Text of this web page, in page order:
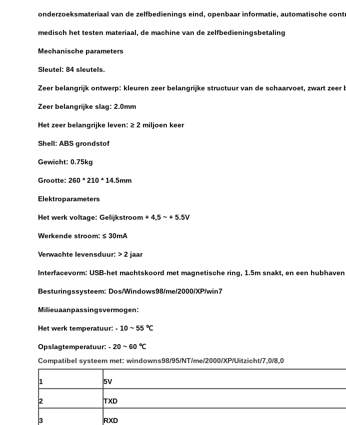
onderzoeksmateriaal van de zelfbedienings eind, openbaar informatie, automatische
medisch het testen materiaal, de machine van de zelfbedieningsbetaling
Mechanische parameters
Sleutel: 84 sleutels.
Zeer belangrijk ontwerp: kleuren zeer belangrijke structuur van de schaarvoet, zwart
Zeer belangrijke slag: 2.0mm
Het zeer belangrijke leven: ≥ 2 miljoen keer
Shell: ABS grondstof
Gewicht: 0.75kg
Grootte: 260 * 210 * 14.5mm
Elektroparameters
Het werk voltage: Gelijkstroom + 4,5 ~ + 5.5V
Werkende stroom: ≤ 30mA
Verwachte levensduur: > 2 jaar
Interfacevorm: USB-het machtskoord met magnetische ring, 1.5m snakt, en een
Besturingssysteem: Dos/Windows98/me/2000/XP/win7
Milieuaanpassingsvermogen:
Het werk temperatuur: - 10 ~ 55 ℃
Opslagtemperatuur: - 20 ~ 60 ℃
Compatibel systeem met: windowns98/95/NT/me/2000/XP/Uitzicht/7,0/8,0
1 5V
2 TXD
3 RXD